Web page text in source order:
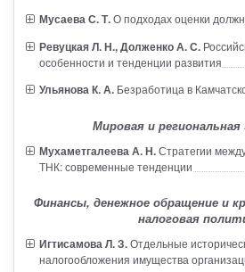
Мусаева С. Т.О подходах оценки
Ревуцкая Л. Н., Долженко А. С.
особенности и тенденции развития
Ульянова К. А.Безработица в
Мировая и региональная
Мухаметгалеева А. Н.Стратегии
ТНК: современные тенденции
Финансы, денежное обращение и
налоговая
Игтисамова Л. З.Отдельные
налогообложения имущества